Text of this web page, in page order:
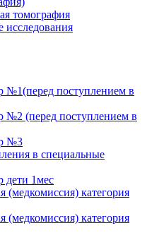
томография
исследования
№1(перед поступлением в
№2 (перед поступлением в
№3
в специальные
дети 1мес
(медкомиссия) категория
(медкомиссия) категория